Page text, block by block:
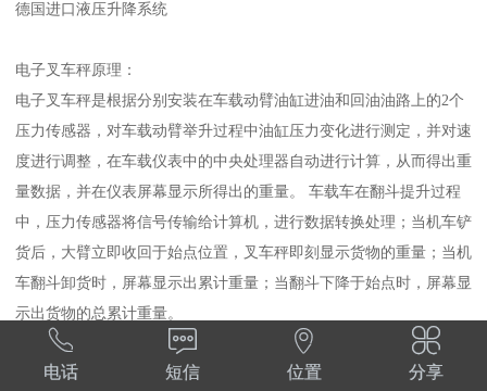
德国进口液压升降系统
电子叉车秤原理：
电子叉车秤是根据分别安装在车载动臂油缸进油和回油油路上的2个
压力传感器，对车载动臂举升过程中油缸压力变化进行测定，并对速
度进行调整，在车载仪表中的中央处理器自动进行计算，从而得出重
量数据，并在仪表屏幕显示所得出的重量。 车载车在翻斗提升过程
中，压力传感器将信号传输给计算机，进行数据转换处理；当机车铲
货后，大臂立即收回于始点位置，叉车秤即刻显示货物的重量；当机
车翻斗卸货时，屏幕显示出累计重量；当翻斗下降于始点时，屏幕显
示出货物的总累计重量。

电话

短信

位置

分享